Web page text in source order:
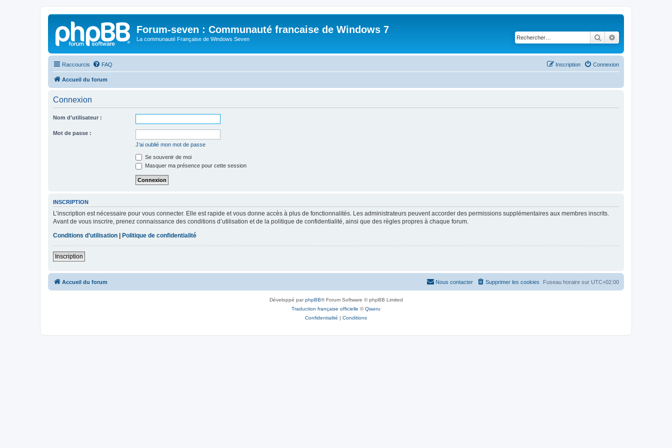
Forum-seven : Communauté francaise de Windows 7
La communauté Française de Windows Seven Rechercher
Raccourcis FAQ Connexion
Inscription
Accueil du forum
Connexion
Nom d’utilisateur :
Mot de passe :
J’ai oublié mon mot de passe
Se souvenir de moi
Masquer ma présence pour cette session
INSCRIPTION
L’inscription est nécessaire pour vous connecter. Elle est rapide et vous donne accès à plus de fonctionnalités. Les administrateurs peuvent accorder des permissions supplémentaires aux membres inscrits.
Avant de vous inscrire, prenez connaissance des conditions d’utilisation et de la politique de confidentialité, ainsi que des règles propres à chaque forum.
Conditions d’utilisation
Politique de confidentialité
Inscription
Accueil du forum Fuseau horaire sur UTC+02:00
Supprimer les cookies
Nous contacter
Développé parphpBB® Forum Software © phpBB Limited
Traduction française officielle ©Qiaeru
Confidentialité | Conditions